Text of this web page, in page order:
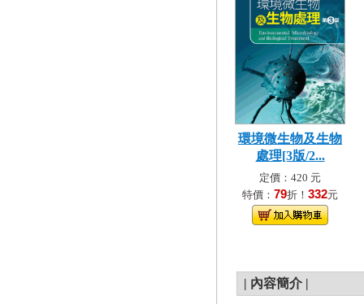
環境微生物及生物
處理[3版/2...
定價：420 元
特價： 79折！ 332元
| 內容簡介 |